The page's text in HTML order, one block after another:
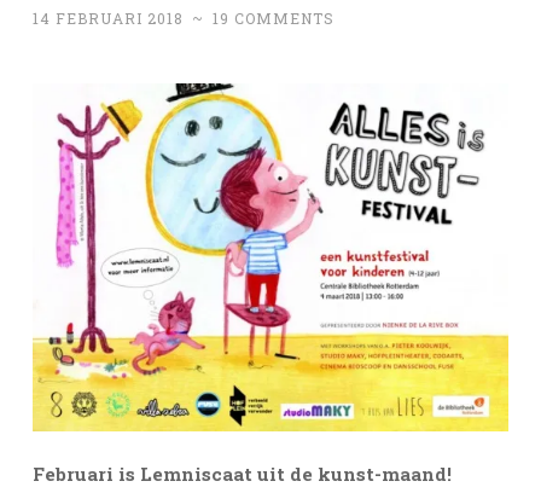
14 FEBRUARI 2018 ~ 19 COMMENTS
Februari is Lemniscaat uit de kunst-maand!